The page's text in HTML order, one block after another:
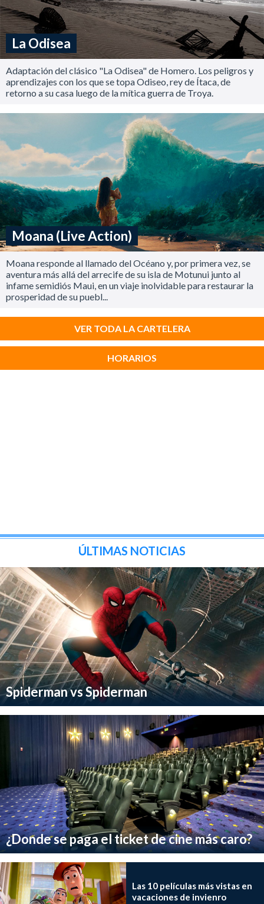
La Odisea
Adaptación del clásico "La Odisea" de Homero. Los peligros y
aprendizajes con los que se topa Odiseo, rey de Ítaca, de
retorno a su casa luego de la mítica guerra de Troya.
Moana (Live Action)
Moana responde al llamado del Océano y, por primera vez, se
aventura más allá del arrecife de su isla de Motunui junto al
infame semidiós Maui, en un viaje inolvidable para restaurar la
prosperidad de su puebl...
VER TODA LA CARTELERA
HORARIOS
ÚLTIMAS NOTICIAS
Spiderman vs Spiderman
¿Donde se paga el ticket de cine más caro?
Las 10 películas más vistas en
vacaciones de invienro